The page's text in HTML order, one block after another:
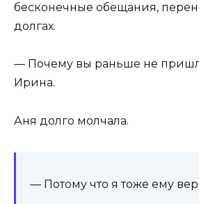
бесконечные обещания,
долгах.
— Почему вы раньше не
Ирина.
Аня долго молчала.
— Потому что я тоже ему